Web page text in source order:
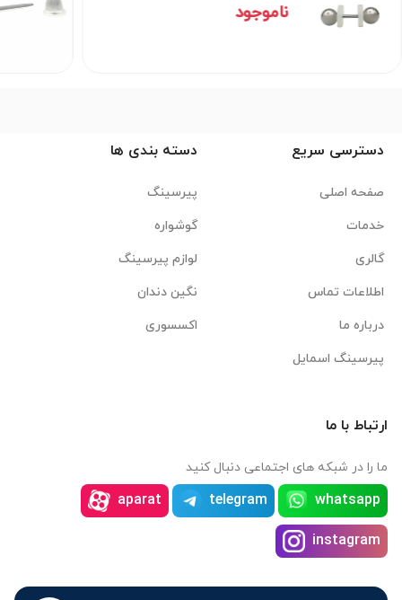
ناموجود
دسترسی سریع
صفحه اصلی
خدمات
گالری
اطلاعات تماس
درباره ما
پیرسینگ اسمایل
دسته بندی ها
پیرسینگ
گوشواره
لوازم پیرسینگ
نگین دندان
اکسسوری
ارتباط با ما
ما را در شبکه های اجتماعی دنبال کنید
whatsapp
telegram
aparat
instagram